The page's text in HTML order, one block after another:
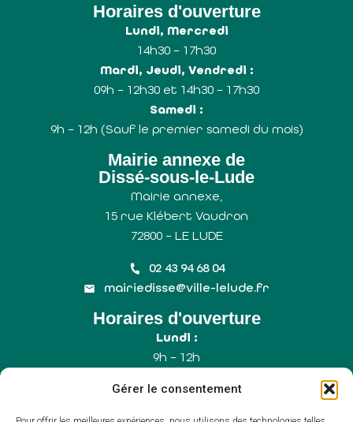
Gérer le consentement
Horaires d'ouverture
Lundi, Mercredi
14h30 – 17h30
Mardi, Jeudi, Vendredi :
09h – 12h30 et 14h30 – 17h30
Samedi :
9h – 12h (Sauf le premier samedi du mois)
Mairie annexe de
Dissé-sous-le-Lude
Mairie annexe,
15 rue Klébert Vaudron
72800 – LE LUDE
02 43 94 68 04
mairiedisse@ville-lelude.fr
Horaires d'ouverture
Lundi :
9h – 12h
9h – 12h
Samedi :